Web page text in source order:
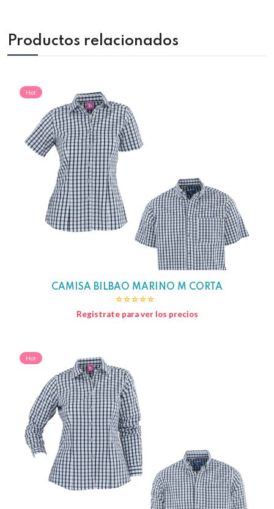
Productos relacionados
Hot
CAMISA BILBAO MARINO M CORTA
Registrate para ver los precios
Hot